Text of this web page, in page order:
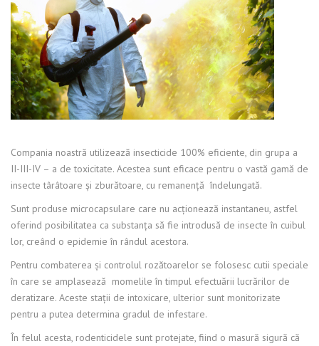
Compania noastră utilizează insecticide 100% eficiente, din grupa a
II-III-IV – a de toxicitate. Acestea sunt eficace pentru o vastă gamă de
insecte târâtoare şi zburătoare, cu remanenţă îndelungată.
Sunt produse microcapsulare care nu acţionează instantaneu, astfel
oferind posibilitatea ca substanţa să fie introdusă de insecte în cuibul
lor, creând o epidemie în rândul acestora.
Pentru combaterea şi controlul rozătoarelor se folosesc cutii speciale
în care se amplasează momelile în timpul efectuării lucrărilor de
deratizare. Aceste staţii de intoxicare, ulterior sunt monitorizate
pentru a putea determina gradul de infestare.
În felul acesta, rodenticidele sunt protejate, fiind o masură sigură că